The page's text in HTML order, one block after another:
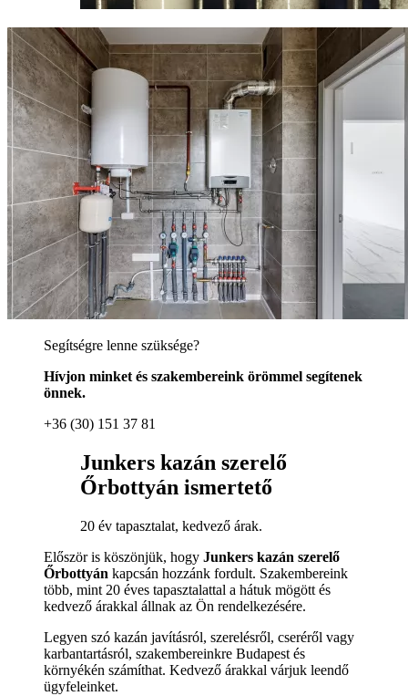
Segítségre lenne szüksége?
Hívjon minket és szakembereink örömmel segítenek
önnek.
+36 (30) 151 37 81
Junkers kazán szerelő
Őrbottyán ismertető
20 év tapasztalat, kedvező árak.
Először is köszönjük, hogy Junkers kazán szerelő
Őrbottyán kapcsán hozzánk fordult. Szakembereink
több, mint 20 éves tapasztalattal a hátuk mögött és
kedvező árakkal állnak az Ön rendelkezésére.
Legyen szó kazán javításról, szerelésről, cseréről vagy
karbantartásról, szakembereinkre Budapest és
környékén számíthat. Kedvező árakkal várjuk leendő
ügyfeleinket.